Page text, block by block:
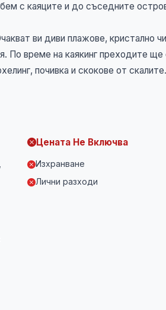
с каяците и до съседните
ви диви плажове, кристално
По време на каякинг преходите ще
почивка и скокове от
Цената Не Включва
Изхранване
Лични разходи